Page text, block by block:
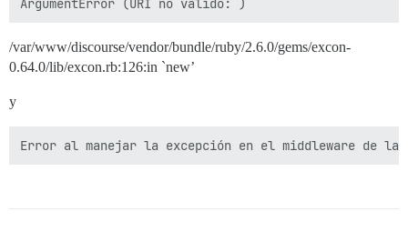
/var/www/discourse/vendor/bundle/ruby/2.6.0/gems/excon-
0.64.0/lib/excon.rb:126:in `new’
y